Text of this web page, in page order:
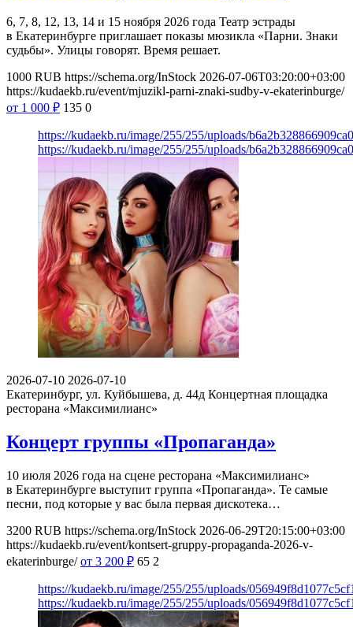
6, 7, 8, 12, 13, 14 и 15 ноября 2026 года Театр эстрады
в Екатеринбурге приглашает показы мюзикла «Парни. Знаки
судьбы». Улицы говорят. Время решает.
1000 RUB https://schema.org/InStock 2026-07-06T03:20:00+03:00
https://kudaekb.ru/event/mjuzikl-parni-znaki-sudby-v-ekaterinburge/
от 1 000 ₽ 135 0
https://kudaekb.ru/image/255/255/uploads/
https://kudaekb.ru/image/255/255/uploads/
2026-07-10 2026-07-10
Екатеринбург, ул. Куйбышева, д. 44д Концертная площадка
ресторана «Максимилианс»
Концерт группы «Пропаганда»
10 июля 2026 года на сцене ресторана «Максимилианс»
в Екатеринбурге выступит группа «Пропаганда». Те самые
песни, под которые у вас была первая дискотека…
3200 RUB https://schema.org/InStock 2026-06-29T20:15:00+03:00
https://kudaekb.ru/event/kontsert-gruppy-propaganda-2026-v-
ekaterinburge/ от 3 200 ₽ 65 2
https://kudaekb.ru/image/255/255/uploads/
https://kudaekb.ru/image/255/255/uploads/